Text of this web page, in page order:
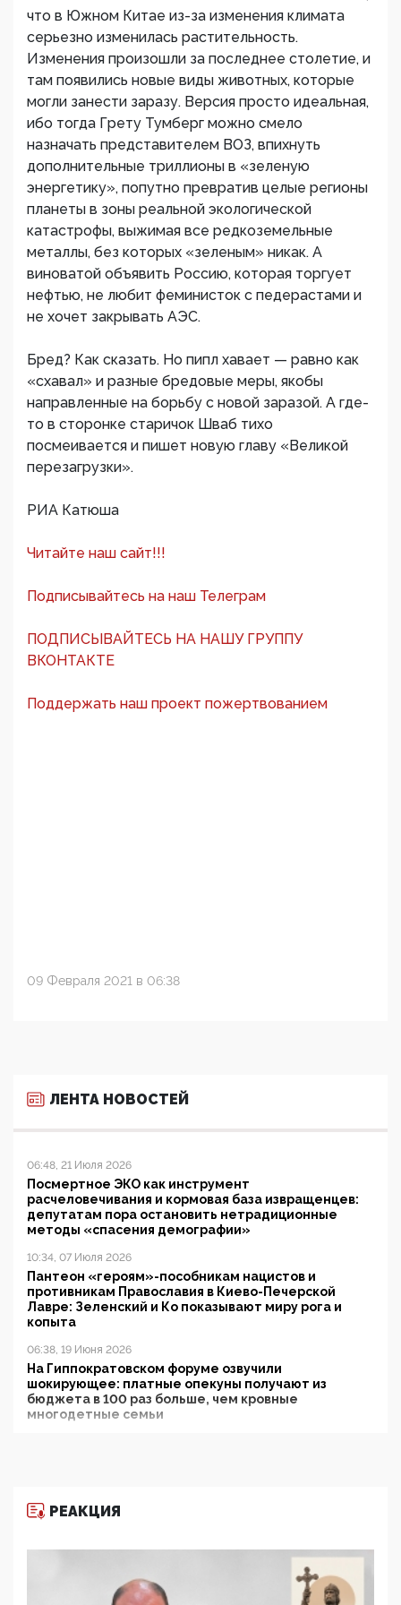
что в Южном Китае из-за изменения климата
серьезно изменилась растительность.
Изменения произошли за последнее столетие, и
там появились новые виды животных, которые
могли занести заразу. Версия просто идеальная,
ибо тогда Грету Тумберг можно смело
назначать представителем ВОЗ, впихнуть
дополнительные триллионы в «зеленую
энергетику», попутно превратив целые регионы
планеты в зоны реальной экологической
катастрофы, выжимая все редкоземельные
металлы, без которых «зеленым» никак. А
виноватой объявить Россию, которая торгует
нефтью, не любит феминисток с педерастами и
не хочет закрывать АЭС.
Бред? Как сказать. Но пипл хавает — равно как
«схавал» и разные бредовые меры, якобы
направленные на борьбу с новой заразой. А где-
то в сторонке старичок Шваб тихо
посмеивается и пишет новую главу «Великой
перезагрузки».
РИА Катюша
Читайте наш сайт!!!
Подписывайтесь на наш Телеграм
ПОДПИСЫВАЙТЕСЬ НА НАШУ ГРУППУ
ВКОНТАКТЕ
Поддержать наш проект пожертвованием
09 Февраля 2021 в 06:38
ЛЕНТА НОВОСТЕЙ
06:48, 21 Июля 2026
Посмертное ЭКО как инструмент
расчеловечивания и кормовая база извращенцев:
депутатам пора остановить нетрадиционные
методы «спасения демографии»
10:34, 07 Июля 2026
Пантеон «героям»-пособникам нацистов и
противникам Православия в Киево-Печерской
Лавре: Зеленский и Ко показывают миру рога и
копыта
06:38, 19 Июня 2026
На Гиппократовском форуме озвучили
шокирующее: платные опекуны получают из
бюджета в 100 раз больше, чем кровные
многодетные семьи
11:53, 09 Июня 2026
деятельность ИИТО ЮНЕСКО в России, но
цифроглобалисты продолжают определять
повестку в образовании
РЕАКЦИЯ